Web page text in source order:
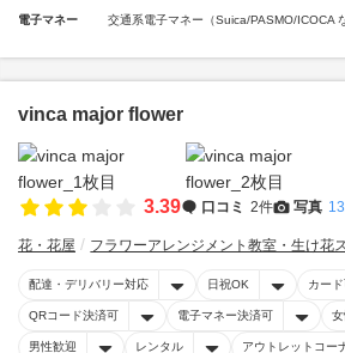
電子マネー 交通系電子マネー（Suica/PASMO/ICOCA
vinca major flower
3.39 口コミ 2件 写真
花・花屋 フラワーアレンジメント教室・生け花
配達・デリバリー対応 日祝OK カー
QRコード決済可 電子マネー決済可
男性歓迎 レンタル アウトレットコー